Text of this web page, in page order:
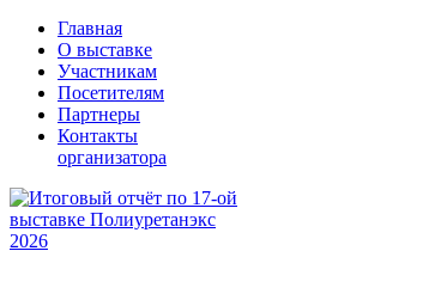
Главная
О выставке
Участникам
Посетителям
Партнеры
Контакты
организатора